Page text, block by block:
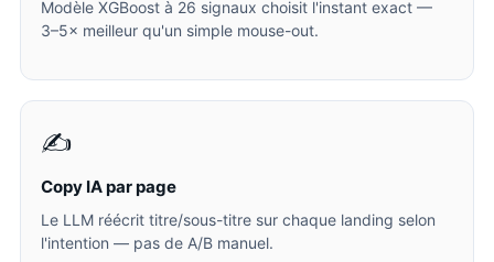
Modèle XGBoost à 26 signaux choisit l'instant exact —
3–5× meilleur qu'un simple mouse-out.
✍️
Copy IA par page
Le LLM réécrit titre/sous-titre sur chaque landing selon
l'intention — pas de A/B manuel.